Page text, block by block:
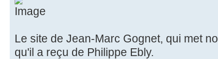
Le site de Jean-Marc Gognet, qui met
qu'il a reçu de Philippe Ebly.